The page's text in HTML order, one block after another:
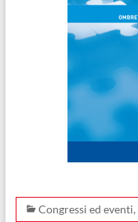
Congressi ed eventi,